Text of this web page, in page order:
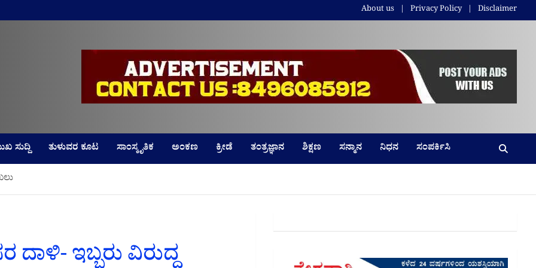
About us Privacy Policy Disclaimer
ಸುದ್ದಿ ತುಳುವರ ಕೂಟ ಸಾಂಸ್ಕೃತಿಕ ಅಂಕಣ ಕ್ರೀಡೆ ತಂತ್ರಜ್ಞಾನ ಶಿಕ್ಷಣ ಸನ್ಮಾನ ನಿಧನ ಸಂಪರ್ಕಿಸಿ
ಇಬ್ಬರು ವಿರುದ್ಧ